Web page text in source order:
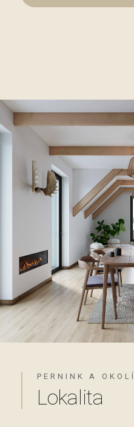
PERNINK A OKOLÍ
Lokalita